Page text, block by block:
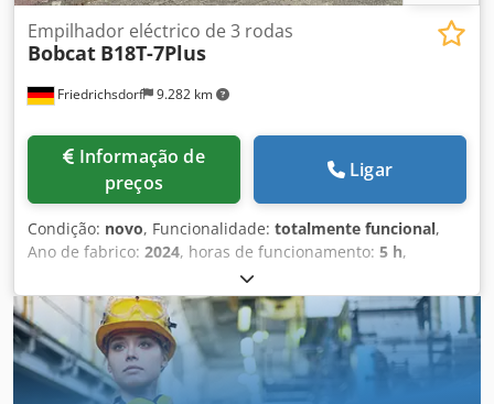
Friedrichsdorf 9.282 km
Empilhador eléctrico de 3 rodas
Bobcat B18T-7Plus
preços
Ligar
Condição: novo, Funcionalidade: totalmente funcional,
Ano de fabrico: 2024, horas de funcionamento: 5 h,
1.800 kg, altura de elevação:
mm, elevação livre:1.540 mm, tipo de combustível:
elétrico
, tipo de mastro:triplex, altura de construção:
2.130 mm, potência:6 kW (8,16 cv) , largura do suporte de
garfos:902 mm, comprimento do garfo: 1.200 mm, peso
em vazio:3.250 kg, comprimento total: